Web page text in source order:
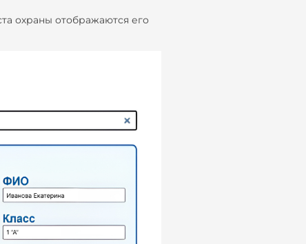
охраны отображаются его